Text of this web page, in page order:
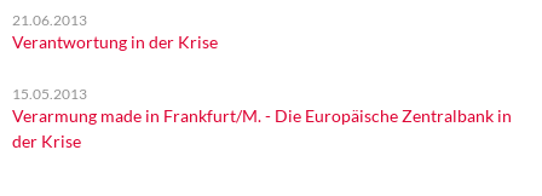
21.06.2013
Verantwortung in der Krise
15.05.2013
Verarmung made in Frankfurt/M. - Die Europäische Zentralbank in
der Krise